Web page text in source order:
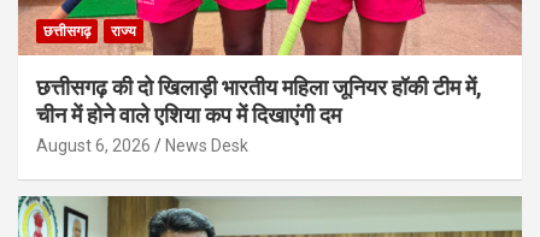
छत्तीसगढ़ राज्य
छत्तीसगढ़ की दो खिलाड़ी भारतीय महिला जूनियर हॉकी टीम में,
चीन में होने वाले एशिया कप में दिखाएंगी दम
August 6, 2026 News Desk